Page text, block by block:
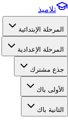
تلاميذ
المرحلة الإبتدائية
المرحلة الإعدادية
جذع مشترك
الأولى باك
الثانية باك